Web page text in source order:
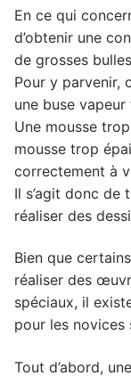
En ce qui
d’obtenir une
de grosses
Pour y parvenir,
une buse
Une mousse
mousse trop
correctement à
Il s’agit donc de
réaliser des
Bien que
réaliser des
spéciaux, il
pour les
Tout d’abord,